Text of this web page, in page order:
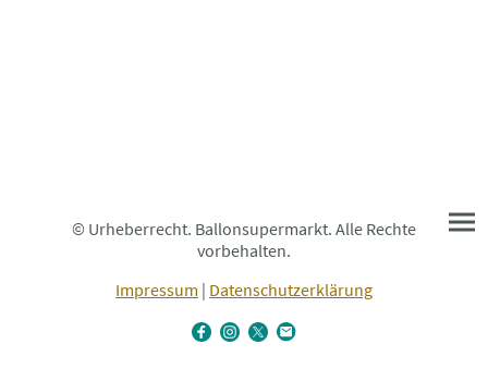
© Urheberrecht. Ballonsupermarkt. Alle Rechte
vorbehalten.
Impressum | Datenschutzerklärung